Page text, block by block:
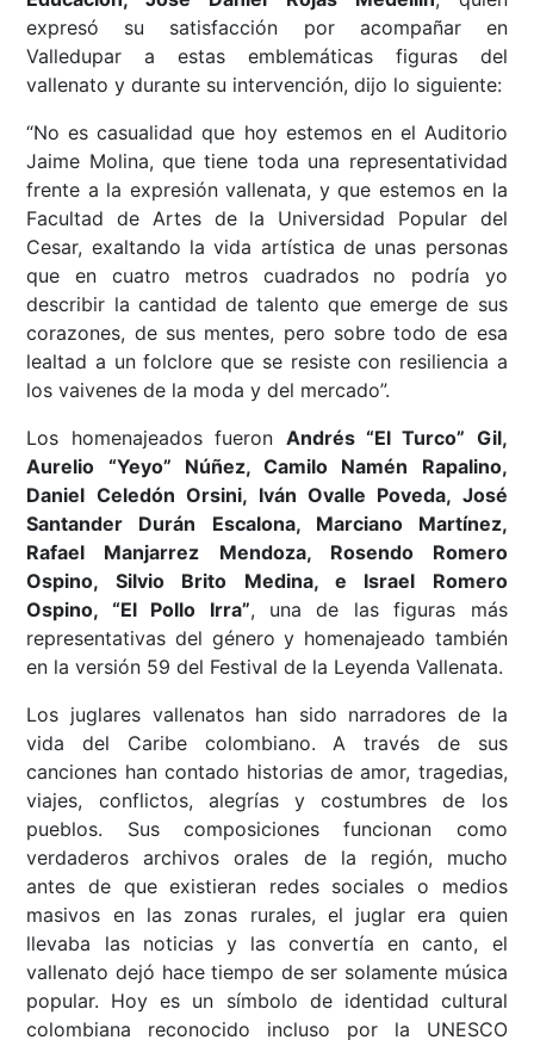
expresó su satisfacción por acompañar en
Valledupar a estas emblemáticas figuras del
vallenato y durante su intervención, dijo lo siguiente:
“No es casualidad que hoy estemos en el Auditorio
Jaime Molina, que tiene toda una representatividad
frente a la expresión vallenata, y que estemos en la
Facultad de Artes de la Universidad Popular del
Cesar, exaltando la vida artística de unas personas
que en cuatro metros cuadrados no podría yo
describir la cantidad de talento que emerge de sus
corazones, de sus mentes, pero sobre todo de esa
lealtad a un folclore que se resiste con resiliencia a
los vaivenes de la moda y del mercado”.
Los homenajeados fueron Andrés “El Turco” Gil,
Aurelio “Yeyo” Núñez, Camilo Namén Rapalino,
Daniel Celedón Orsini, Iván Ovalle Poveda, José
Santander Durán Escalona, Marciano Martínez,
Rafael Manjarrez Mendoza, Rosendo Romero
Ospino, Silvio Brito Medina, e Israel Romero
Ospino, “El Pollo Irra”, una de las figuras más
representativas del género y homenajeado también
en la versión 59 del Festival de la Leyenda Vallenata.
Los juglares vallenatos han sido narradores de la
vida del Caribe colombiano. A través de sus
canciones han contado historias de amor, tragedias,
viajes, conflictos, alegrías y costumbres de los
pueblos. Sus composiciones funcionan como
verdaderos archivos orales de la región, mucho
antes de que existieran redes sociales o medios
masivos en las zonas rurales, el juglar era quien
llevaba las noticias y las convertía en canto, el
vallenato dejó hace tiempo de ser solamente música
popular. Hoy es un símbolo de identidad cultural
colombiana reconocido incluso por la UNESCO